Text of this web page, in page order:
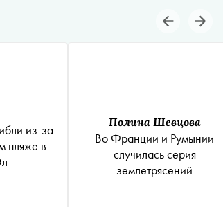
из-за
пляже в
Полина Шевцова
Во Франции и Румынии
случилась серия
землетрясений